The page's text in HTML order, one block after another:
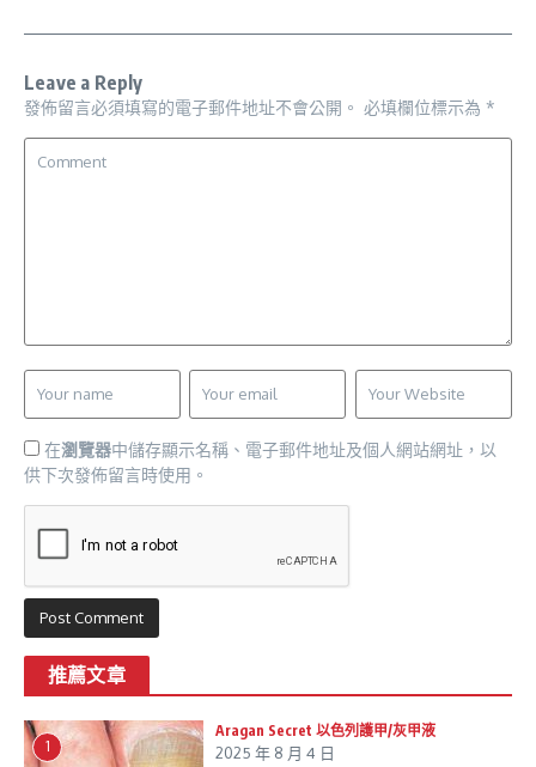
Leave a Reply
發佈留言必須填寫的電子郵件地址不會公開。 必填欄位標示為 *
在瀏覽器中儲存顯示名稱、電子郵件地址及個人網站網址，以
供下次發佈留言時使用。
推薦文章
1
Aragan Secret 以色列護甲/灰甲液
2025 年 8 月 4 日